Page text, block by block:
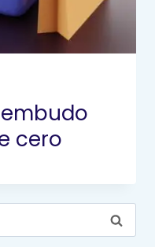
cero